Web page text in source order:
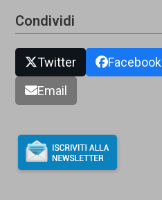
Condividi
Twitter Facebook
Email